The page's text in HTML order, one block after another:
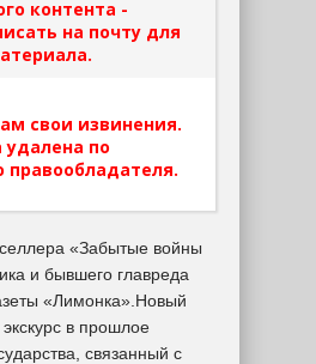
контента -
на почту для
свои извинения.
удалена по
правообладателя.
«Забытые войны
и бывшего главреда
«Лимонка».Новый
в прошлое
связанный с